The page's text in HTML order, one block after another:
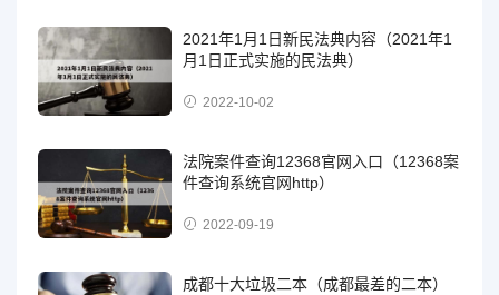
2021年1月1日新民法典内容（2021年1
月1日正式实施的民法典）
2022-10-02
法院案件查询12368官网入口（12368案
件查询系统官网http）
2022-09-19
成都十大垃圾二本（成都最差的二本）